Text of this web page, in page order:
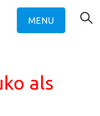
MENU
als